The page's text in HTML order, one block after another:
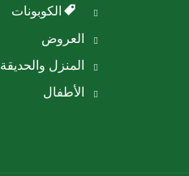
الكوبونات
العروض
المنزل والحديقة
الأطفال